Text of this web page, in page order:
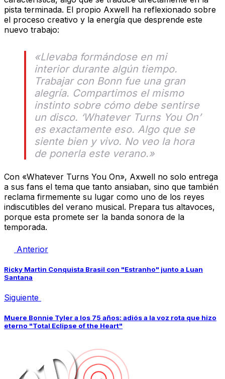
pista terminada. El propio Axwell ha reflexionado sobre
el proceso creativo y la energía que desprende este
nuevo trabajo:
«Llevaba formándose en mi
interior durante algún tiempo.
Trabajar con Bonn fue una gran
alegría. Compartimos el mismo
instinto sobre cómo debe sentirse
un disco. ‘Whatever Turns You On’
es exactamente eso. Algo que se
siente bien y vivo. No veo la hora
de ponerla este verano.»
Con «Whatever Turns You On», Axwell no solo entrega
a sus fans el tema que tanto ansiaban, sino que también
reclama firmemente su lugar como uno de los reyes
indiscutibles del verano musical. Prepara tus altavoces,
porque esta promete ser la banda sonora de la
temporada.
Anterior
Ricky Martin Conquista Brasil con "Estranho" junto a Luan
Santana
Siguiente
Muere Bonnie Tyler a los 75 años: adiós a la voz rota que hizo
eterno "Total Eclipse of the Heart"